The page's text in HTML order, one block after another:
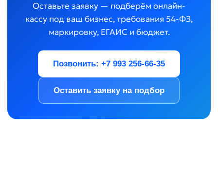
Оставьте заявку — подберём онлайн-
кассу под ваш бизнес, требования 54-ФЗ,
маркировку, ЕГАИС и бюджет.
Позвонить: +7 993 256-66-35
Оставить заявку на подбор